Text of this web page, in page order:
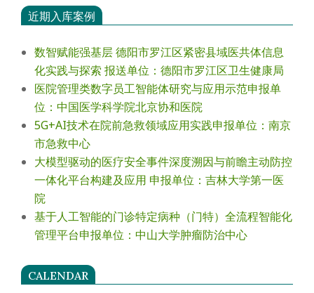
近期入库案例
数智赋能强基层 德阳市罗江区紧密县域医共体信息
化实践与探索 报送单位：德阳市罗江区卫生健康局
医院管理类数字员工智能体研究与应用示范申报单
位：中国医学科学院北京协和医院
5G+AI技术在院前急救领域应用实践申报单位：南京
市急救中心
大模型驱动的医疗安全事件深度溯因与前瞻主动防控
一体化平台构建及应用 申报单位：吉林大学第一医
院
基于人工智能的门诊特定病种（门特）全流程智能化
管理平台申报单位：中山大学肿瘤防治中心
CALENDAR